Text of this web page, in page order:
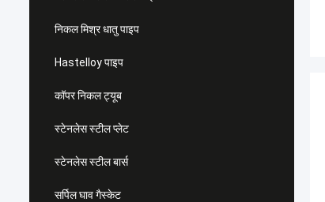
निकल मिश्र धातु पाइप
Hastelloy पाइप
कॉपर निकल ट्यूब
स्टेनलेस स्टील प्लेट
स्टेनलेस स्टील बार्स
सर्पिल घाव गैस्केट